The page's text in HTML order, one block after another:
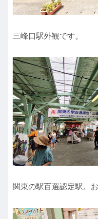
三峰口駅外観です。
関東の駅百選認定駅。